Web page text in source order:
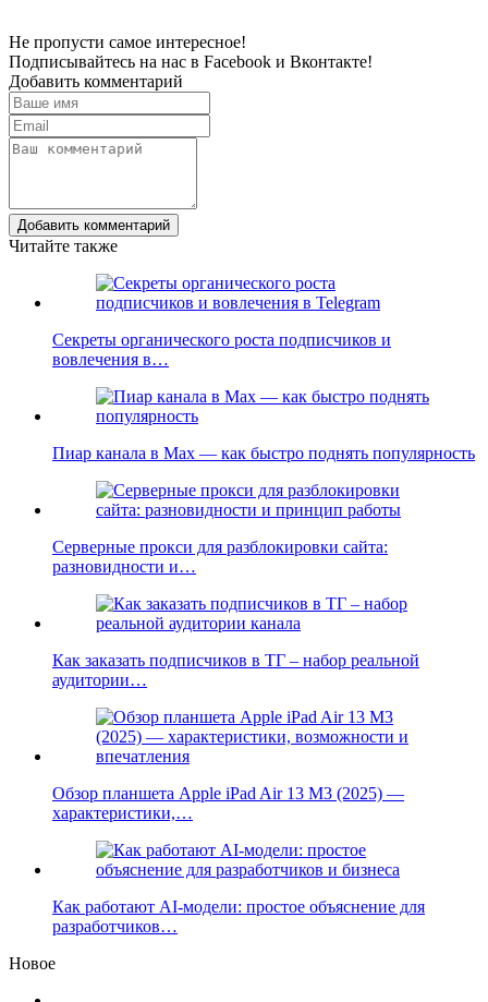
Не пропусти самое интересное!
Подписывайтесь на нас в Facebook и Вконтакте!
Добавить комментарий
Добавить комментарий
Читайте также
Секреты органического роста подписчиков и
вовлечения в…
Пиар канала в Max — как быстро поднять популярность
Серверные прокси для разблокировки сайта:
разновидности и…
Как заказать подписчиков в ТГ – набор реальной
аудитории…
Обзор планшета Apple iPad Air 13 M3 (2025) —
характеристики,…
Как работают AI-модели: простое объяснение для
разработчиков…
Новое